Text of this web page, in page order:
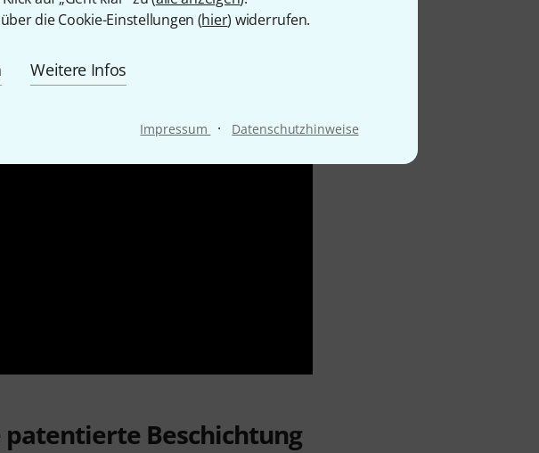
die Cookie-Einstellungen (hier) widerrufen.
Weitere Infos
Impressum · Datenschutzhinweise
patentierte Beschichtung